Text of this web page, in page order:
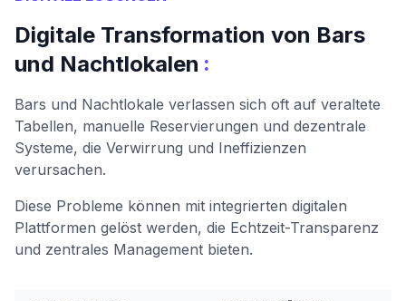
Digitale Transformation von Bars
und Nachtlokalen :
Bars und Nachtlokale verlassen sich oft auf veraltete
Tabellen, manuelle Reservierungen und dezentrale
Systeme, die Verwirrung und Ineffizienzen
verursachen.
Diese Probleme können mit integrierten digitalen
Plattformen gelöst werden, die Echtzeit-Transparenz
und zentrales Management bieten.